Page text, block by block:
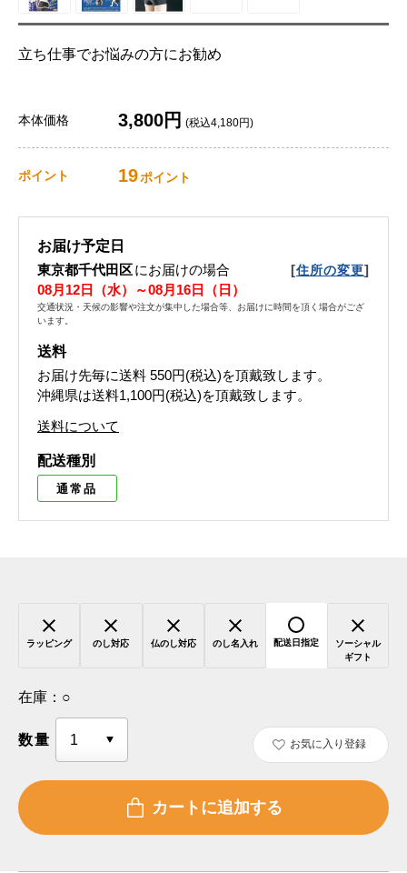
立ち仕事でお悩みの方にお勧め
本体価格 3,800円 (税込4,180円)
ポイント 19ポイント
お届け予定日
東京都千代田区にお届けの場合 [住所の変更]
08月12日（水）～08月16日（日）
交通状況・天候の影響や注文が集中した場合等、お届けに時間を頂く場合がござ
います。
送料
お届け先毎に送料 550円(税込)を頂戴致します。
沖縄県は送料1,100円(税込)を頂戴致します。
送料について
配送種別
通常品
ラッピング のし対応 仏のし対応 のし名入れ 配送日指定
ソーシャル
ギフト
在庫： ○
数量 お気に入り登録